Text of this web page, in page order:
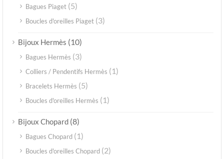
Bagues Piaget (5)
Boucles d'oreilles Piaget (3)
Bijoux Hermès (10)
Bagues Hermès (3)
Colliers / Pendentifs Hermès (1)
Bracelets Hermès (5)
Boucles d'oreilles Hermès (1)
Bijoux Chopard (8)
Bagues Chopard (1)
Boucles d'oreilles Chopard (2)